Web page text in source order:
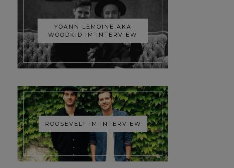
YOANN LEMOINE AKA
WOODKID IM INTERVIEW
ROOSEVELT IM INTERVIEW